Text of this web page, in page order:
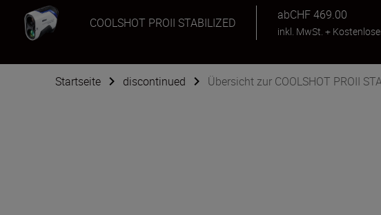
COOLSHOT PROII STABILIZED
abCHF 469.00
inkl. MwSt. +
Startseite discontinued Übersicht zur COOLSHOT PROII